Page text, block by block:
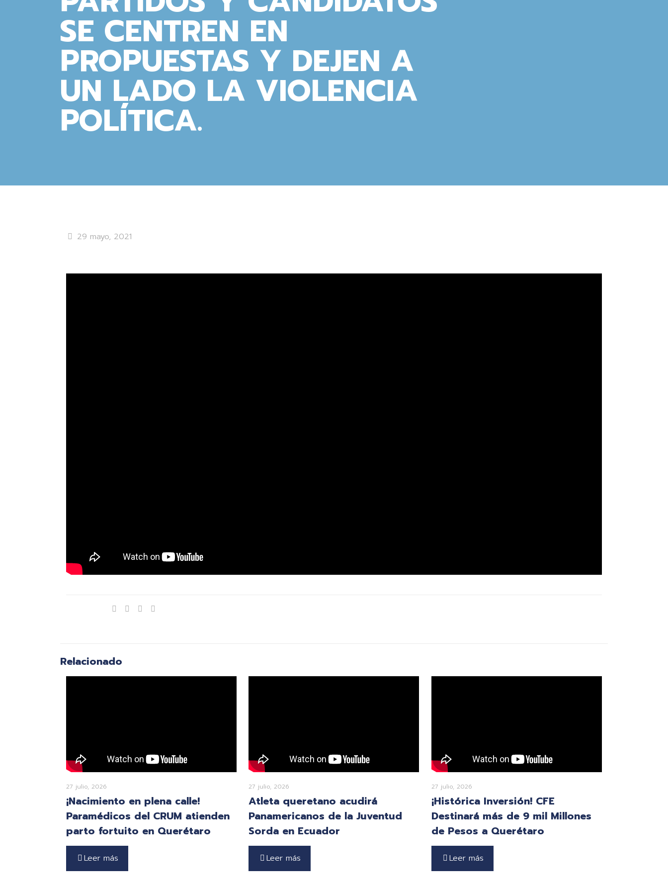
SE CENTREN EN
PROPUESTAS Y DEJEN A
UN LADO LA VIOLENCIA
POLÍTICA.
29 mayo, 2021
Relacionado
27 julio, 2026
¡Nacimiento en plena calle!
Paramédicos del CRUM atienden
parto fortuito en Querétaro
Leer más
27 julio, 2026
Atleta queretano acudirá
Panamericanos de la Juventud
Sorda en Ecuador
Leer más
27 julio, 2026
¡Histórica Inversión! CFE
Destinará más de 9 mil Millones
de Pesos a Querétaro
Leer más